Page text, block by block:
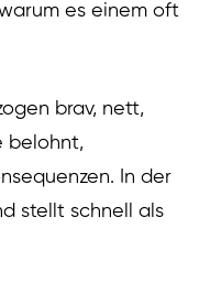
es einem oft
brav, nett,
belohnt,
In der
stellt schnell als